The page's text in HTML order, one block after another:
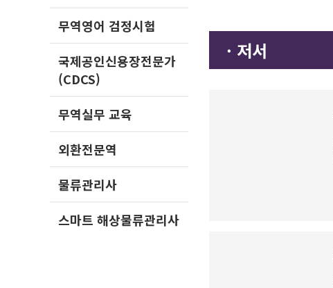
무역영어 검정시험
국제공인신용장전문가
(CDCS)
무역실무 교육
외환전문역
물류관리사
스마트 해상물류관리사
· 저서